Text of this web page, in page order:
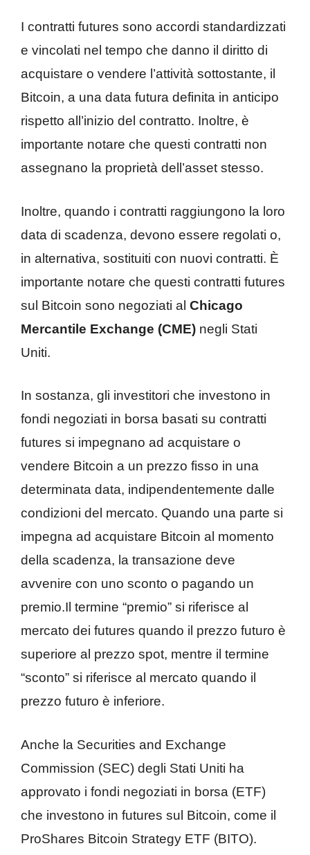
I contratti futures sono accordi standardizzati
e vincolati nel tempo che danno il diritto di
acquistare o vendere l’attività sottostante, il
Bitcoin, a una data futura definita in anticipo
rispetto all’inizio del contratto. Inoltre, è
importante notare che questi contratti non
assegnano la proprietà dell’asset stesso.
Inoltre, quando i contratti raggiungono la loro
data di scadenza, devono essere regolati o,
in alternativa, sostituiti con nuovi contratti. È
importante notare che questi contratti futures
sul Bitcoin sono negoziati al Chicago
Mercantile Exchange (CME) negli Stati
Uniti.
In sostanza, gli investitori che investono in
fondi negoziati in borsa basati su contratti
futures si impegnano ad acquistare o
vendere Bitcoin a un prezzo fisso in una
determinata data, indipendentemente dalle
condizioni del mercato. Quando una parte si
impegna ad acquistare Bitcoin al momento
della scadenza, la transazione deve
avvenire con uno sconto o pagando un
premio.Il termine “premio” si riferisce al
mercato dei futures quando il prezzo futuro è
superiore al prezzo spot, mentre il termine
“sconto” si riferisce al mercato quando il
prezzo futuro è inferiore.
Anche la Securities and Exchange
Commission (SEC) degli Stati Uniti ha
approvato i fondi negoziati in borsa (ETF)
che investono in futures sul Bitcoin, come il
ProShares Bitcoin Strategy ETF (BITO).